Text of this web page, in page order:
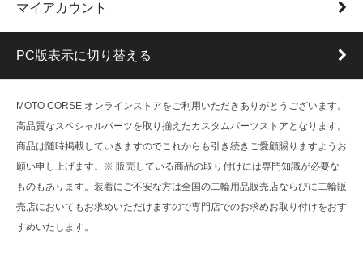
マイアカウント
PC版表示に切り替える
MOTO CORSE オンラインストアをご利用いただきありがとうございます。
高品質なスペシャルパーツを取り揃えたカスタムパーツストアとなります。
商品は随時掲載していきますのでこれからも引き続きご愛顧賜りますようお
願い申し上げます。※ 販売している商品の取り付けには専門知識が必要な
ものもあります。装着にご不安な方は全国の二輪用品販売店ならびに二輪販
売店においてもお求めいただけますので専門店でのお求めお取り付けをおす
すめいたします。